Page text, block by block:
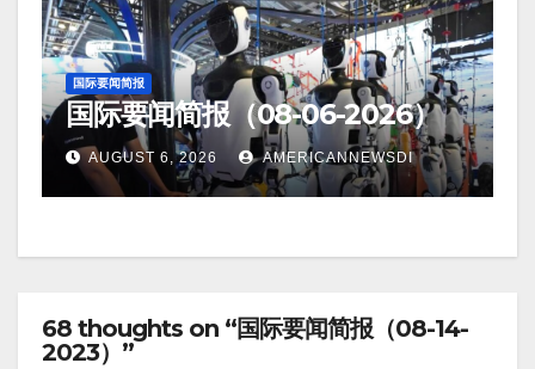
国际要闻简报
国际要闻简报（08-06-2026）
AUGUST 6, 2026 AMERICANNEWSDI
68 thoughts on “国际要闻简报（08-14-
2023）”